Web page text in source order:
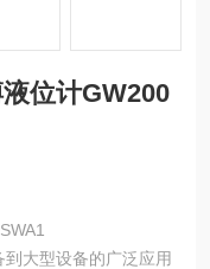
位计GW200
大型设备的广泛应用